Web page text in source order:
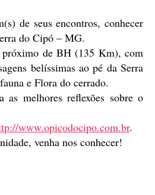
de seus encontros, conhecer
do Cipó – MG.
de BH (135 Km), com
belíssimas ao pé da Serra
e Flora do cerrado.
melhores reflexões sobre o
www.opicodocipo.com.br.
venha nos conhecer!